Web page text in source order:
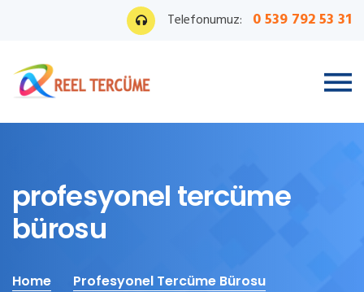
Telefonumuz: 0 539 792 53 31
profesyonel tercüme
bürosu
Home Profesyonel Tercüme Bürosu